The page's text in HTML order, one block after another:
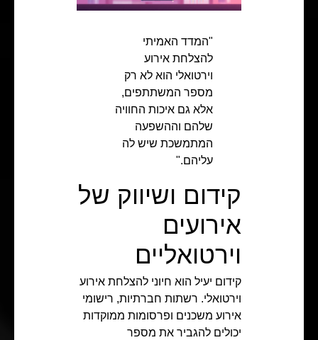
"המדד האמיתי
להצלחת אירוע
וירטואלי הוא לא רק
מספר המשתתפים,
אלא גם איכות החוויה
שלהם וההשפעה
המתמשכת שיש לה
עליהם."
קידום ושיווק של
אירועים
וירטואליים
קידום יעיל הוא חיוני להצלחת אירוע
וירטואלי. רשתות חברתיות, רישומי
אירוע משכנים ופרסומות ממוקדות
יכולים להגביר את מספר